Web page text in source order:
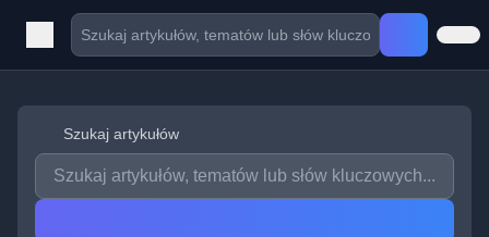
Szukaj artykułów